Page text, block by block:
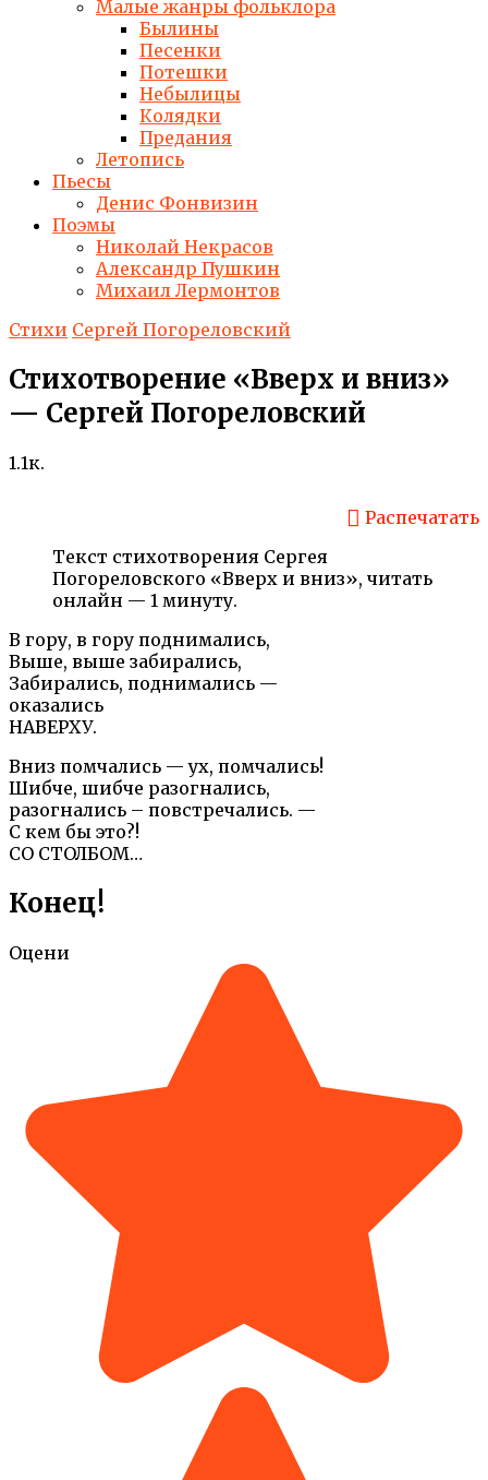
Малые жанры фольклора
Былины
Песенки
Потешки
Небылицы
Колядки
Предания
Летопись
Пьесы
Денис Фонвизин
Поэмы
Николай Некрасов
Александр Пушкин
Михаил Лермонтов
Стихи Сергей Погореловский
Стихотворение «Вверх и вниз»
— Сергей Погореловский
1.1к.
Распечатать
Текст стихотворения Сергея
Погореловского «Вверх и вниз», читать
онлайн — 1 минуту.
В гору, в гору поднимались,
Выше, выше забирались,
Забирались, поднимались —
оказались
НАВЕРХУ.
Вниз помчались — ух, помчались!
Шибче, шибче разогнались,
разогнались – повстречались. —
С кем бы это?!
СО СТОЛБОМ…
Конец!
Оцени